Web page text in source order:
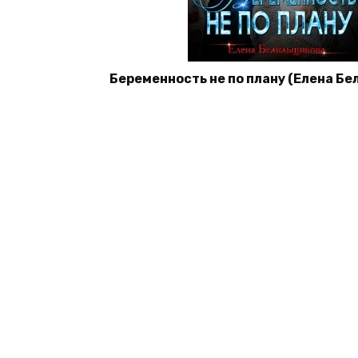
Беременность не по плану (Елена